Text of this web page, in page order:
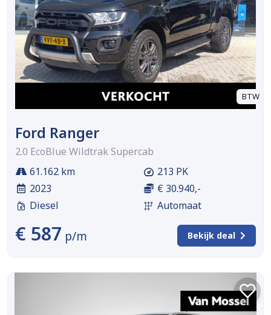
BTW
Ford Ranger
2.0 EcoBlue Wildtrak Supercab
61.162 km
2023
Diesel
213 PK
€ 30.940,-
Automaat
€ 587 p/m Bekijk deal